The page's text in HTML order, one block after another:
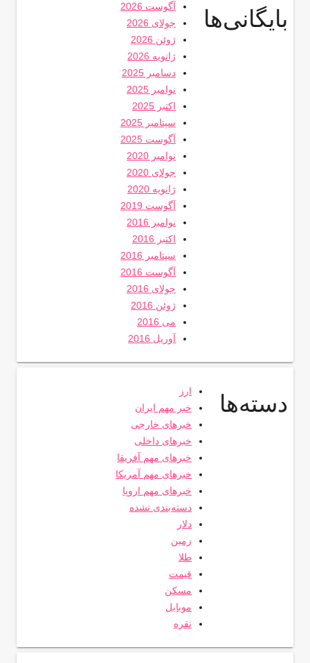
بایگانی‌ها
آگوست 2026
جولای 2026
ژوئن 2026
ژانویه 2026
دسامبر 2025
نوامبر 2025
اکتبر 2025
سپتامبر 2025
آگوست 2025
نوامبر 2020
جولای 2020
ژانویه 2020
آگوست 2019
نوامبر 2016
اکتبر 2016
سپتامبر 2016
آگوست 2016
جولای 2016
ژوئن 2016
می 2016
آوریل 2016
دسته‌ها
ارز
خبر مهم ایران
خبرهای خارجی
خبرهای داخلی
خبرهای مهم آفریقا
خبرهای مهم آمریکا
خبرهای مهم اروپا
دسته‌بندی نشده
دلار
زمین
طلا
قیمت
مسکن
موبایل
نقره